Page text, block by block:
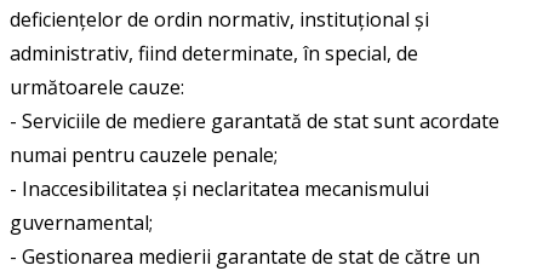
deficiențelor de ordin normativ, instituțional și
administrativ, fiind determinate, în special, de
următoarele cauze:
- Serviciile de mediere garantată de stat sunt acordate
numai pentru cauzele penale;
- Inaccesibilitatea și neclaritatea mecanismului
guvernamental;
- Gestionarea medierii garantate de stat de către un